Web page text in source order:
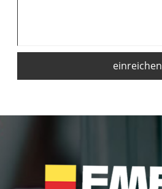
einreichen